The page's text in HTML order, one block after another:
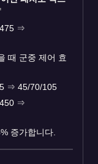
⇒
때 군중 제어 효
⇒ 45/70/105
⇒
증가합니다.